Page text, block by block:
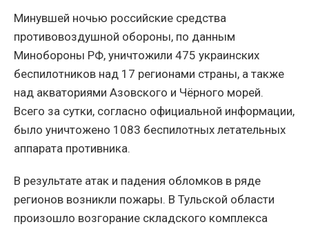
Минувшей ночью российские средства
противовоздушной обороны, по данным
Минобороны РФ, уничтожили 475 украинских
беспилотников над 17 регионами страны, а также
над акваториями Азовского и Чёрного морей.
Всего за сутки, согласно официальной информации,
было уничтожено 1083 беспилотных летательных
аппарата противника.
В результате атак и падения обломков в ряде
регионов возникли пожары. В Тульской области
произошло возгорание складского комплекса